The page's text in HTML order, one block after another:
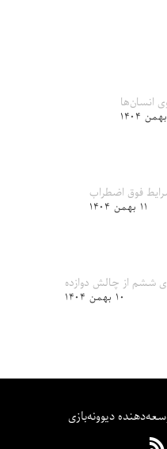
انسان‌ها
فوق اضطراب
۱۱ بهمن ۱۴۰۴
ششم از چالش دوازده
۱۰ بهمن ۱۴۰۴
دیوونه‌بازی